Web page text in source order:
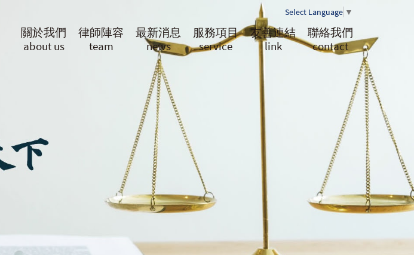
Select Language ▼
關於我們
about us
律師陣容
team
最新消息
news
服務項目
service
友善連結
link
聯絡我們
contact